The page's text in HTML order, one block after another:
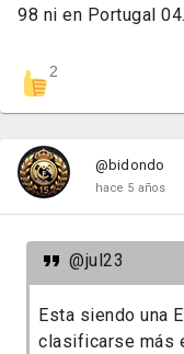
98 ni en Portugal 04.
2
@bidondo
hace 5 años
@jul23
Esta siendo una
clasificarse más